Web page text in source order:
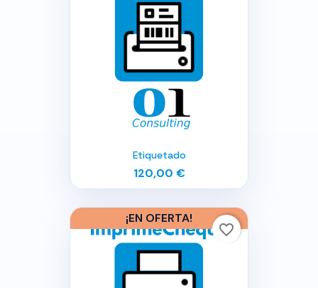
Etiquetado
120,00 €
¡EN OFERTA!
favorite_border